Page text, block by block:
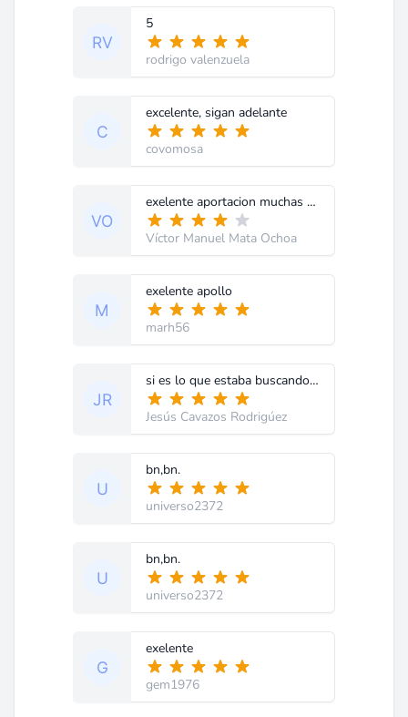
5
rodrigo valenzuela
excelente, sigan adelante
covomosa
exelente aportacion muchas gracias
Víctor Manuel Mata Ochoa
exelente apollo
marh56
si es lo que estaba buscando, esta muy completo, Gracias.
Jesús Cavazos Rodrigúez
bn,bn.
universo2372
bn,bn.
universo2372
exelente
gem1976